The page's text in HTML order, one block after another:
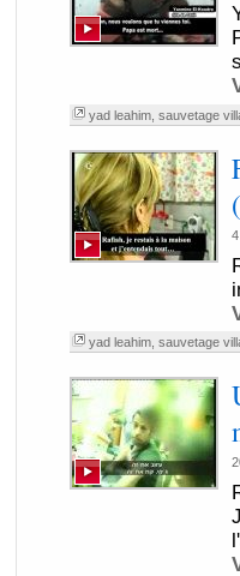
yad leahim, sauvetage
yad leahim, sauvetage